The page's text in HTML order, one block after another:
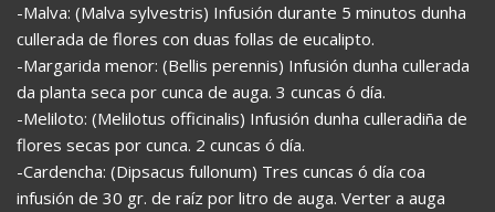
-Malva: (Malva sylvestris) Infusión durante 5 minutos dunha
cullerada de flores con duas follas de eucalipto.
-Margarida menor: (Bellis perennis) Infusión dunha cullerada
da planta seca por cunca de auga. 3 cuncas ó día.
-Meliloto: (Melilotus officinalis) Infusión dunha culleradiña de
flores secas por cunca. 2 cuncas ó día.
-Cardencha: (Dipsacus fullonum) Tres cuncas ó día coa
infusión de 30 gr. de raíz por litro de auga. Verter a auga